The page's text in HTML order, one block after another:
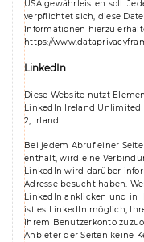
USA gewährleisten soll.
verpflichtet sich, diese
Informationen hierzu
https://
LinkedIn
Diese Website nutzt
LinkedIn Ireland Unlimited
2, Irland.
Bei jedem Abruf einer
enthält, wird eine
LinkedIn wird darüber
Adresse besucht haben.
LinkedIn anklicken und in
ist es LinkedIn möglich,
Ihrem Benutzerkonto
Anbieter der Seiten keine